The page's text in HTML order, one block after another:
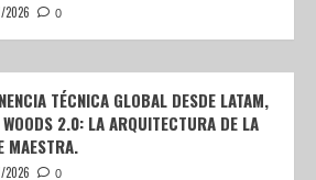
2026 0
TÉCNICA GLOBAL DESDE LATAM,
2.0: LA ARQUITECTURA DE LA
MAESTRA.
2026 0